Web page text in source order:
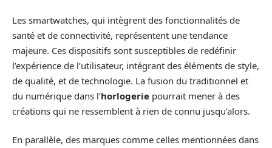
Les smartwatches, qui intègrent des fonctionnalités de
santé et de connectivité, représentent une tendance
majeure. Ces dispositifs sont susceptibles de redéfinir
l’expérience de l’utilisateur, intégrant des éléments de style,
de qualité, et de technologie. La fusion du traditionnel et
du numérique dans l’horlogerie pourrait mener à des
créations qui ne ressemblent à rien de connu jusqu’alors.
En parallèle, des marques comme celles mentionnées dans